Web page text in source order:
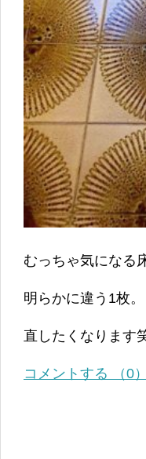
むっちゃ気になる
明らかに違う1枚。
直したくなります
コメントする （0）